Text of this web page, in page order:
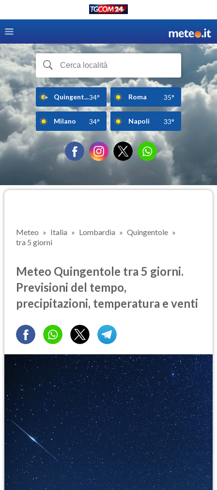
Quingent...34° Roma 35°
Milano 34° Napoli 33°
Meteo Italia Lombardia
Quingentole
tra 5 giorni
Meteo Quingentole tra 5 giorni.
Previsioni del tempo,
precipitazioni, temperatura e venti